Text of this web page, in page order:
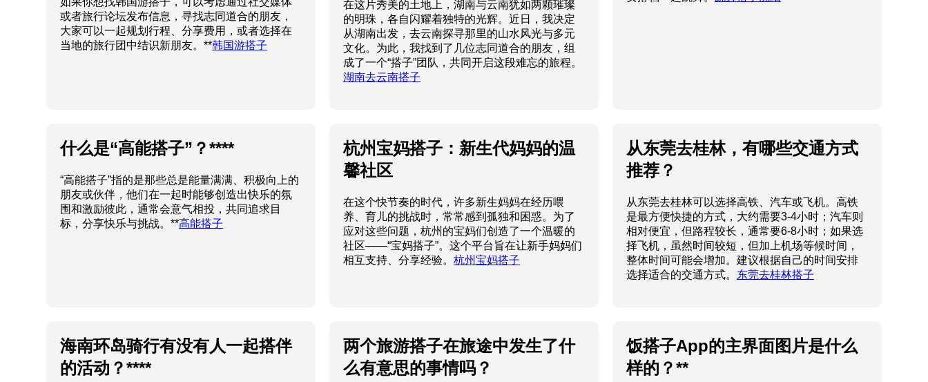
或者旅行论坛发布信息，寻找志同道合的朋友，
大家可以一起规划行程、分享费用，或者选择在
当地的旅行团中结识新朋友。**韩国游搭子
在这片秀美的土地上，湖南与云南犹如两颗璀璨
的明珠，各自闪耀着独特的光辉。近日，我决定
从湖南出发，去云南探寻那里的山水风光与多元
文化。为此，我找到了几位志同道合的朋友，组
成了一个“搭子”团队，共同开启这段难忘的旅程。
湖南去云南搭子
什么是“高能搭子”？****
“高能搭子”指的是那些总是能量满满、积极向上的
朋友或伙伴，他们在一起时能够创造出快乐的氛
围和激励彼此，通常会意气相投，共同追求目
标，分享快乐与挑战。**高能搭子
杭州宝妈搭子：新生代妈妈的温
馨社区
在这个快节奏的时代，许多新生妈妈在经历喂
养、育儿的挑战时，常常感到孤独和困惑。为了
应对这些问题，杭州的宝妈们创造了一个温暖的
社区——“宝妈搭子”。这个平台旨在让新手妈妈们
相互支持、分享经验。杭州宝妈搭子
从东莞去桂林，有哪些交通方式
推荐？
从东莞去桂林可以选择高铁、汽车或飞机。高铁
是最方便快捷的方式，大约需要3-4小时；汽车则
相对便宜，但路程较长，通常要6-8小时；如果选
择飞机，虽然时间较短，但加上机场等候时间，
整体时间可能会增加。建议根据自己的时间安排
选择适合的交通方式。 东莞去桂林搭子
海南环岛骑行有没有人一起搭伴
的活动？****
两个旅游搭子在旅途中发生了什
么有意思的事情吗？
饭搭子App的主界面图片是什么
样的？**